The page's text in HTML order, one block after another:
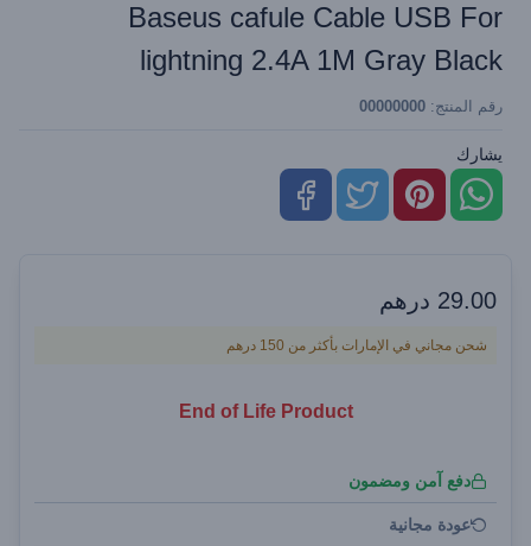
Baseus cafule Cable USB For
lightning 2.4A 1M Gray Black
رقم المنتج: 00000000
يشارك
29.00 درهم
شحن مجاني في الإمارات بأكثر من 150 درهم
End of Life Product
دفع آمن ومضمون
عودة مجانية